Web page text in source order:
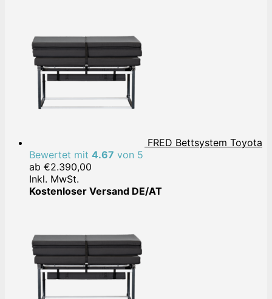
FRED Bettsystem Toyota
Bewertet mit 4.67 von 5
ab €2.390,00
Inkl. MwSt.
Kostenloser Versand DE/AT